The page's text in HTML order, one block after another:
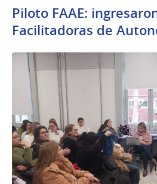
Piloto FAAE:
Facilitadoras de